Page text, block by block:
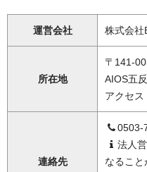
運営会社 株式会
所在地
〒141-
AIOS五
アクセ
連絡先
0503-
法人
なること